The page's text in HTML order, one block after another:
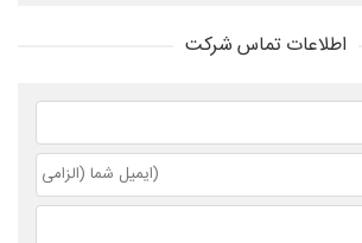
اطلاعات تماس شرکت